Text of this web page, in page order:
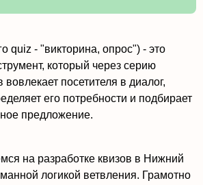
quiz - "викторина, опрос") - это
который через серию
вовлекает посетителя в диалог,
его потребности и подбирает
предложение.
на разработке квизов в Нижний
логикой ветвления. Грамотно